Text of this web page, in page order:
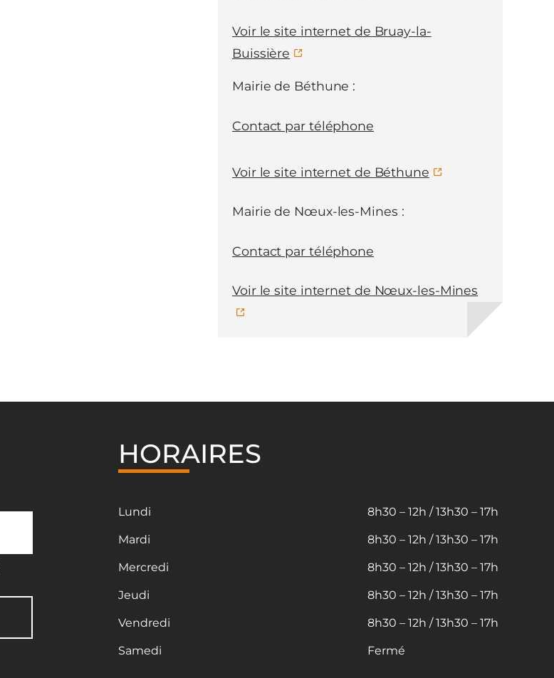
Voir le site internet de Bruay-la-
Buissière
Mairie de Béthune :
Contact par téléphone
Voir le site internet de Béthune
Mairie de Nœux-les-Mines :
Contact par téléphone
Voir le site internet de Nœux-les-Mines
HORAIRES
Lundi
Mardi
Mercredi
Jeudi
Vendredi
Samedi
8h30 – 12h / 13h30 – 17h
8h30 – 12h / 13h30 – 17h
8h30 – 12h / 13h30 – 17h
8h30 – 12h / 13h30 – 17h
8h30 – 12h / 13h30 – 17h
Fermé